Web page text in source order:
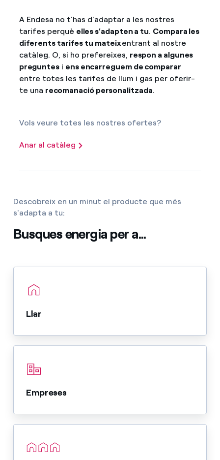
A Endesa no t'has d'adaptar a les nostres
tarifes perquè elles s'adapten a tu. Compara les
diferents tarifes tu mateixentrant al nostre
catàleg. O, si ho prefereixes, respon a algunes
preguntesi ens encarreguem de comparar
entre totes les tarifes de llum i gas per oferir-
te una recomanació personalitzada.
Vols veure totes les nostres ofertes?
Anar al catàleg
Descobreix en un minut el producte que més
s'adapta a tu:
Busques energia per a...
Llar
Empreses